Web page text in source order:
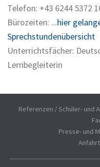
Telefon: +43 6244 5372
Bürozeiten: ...hier
Sprechstundenübersicht
Unterrichtsfächer:
Lernbegleiterin
Referenzen / Schüler- und
Presse- und